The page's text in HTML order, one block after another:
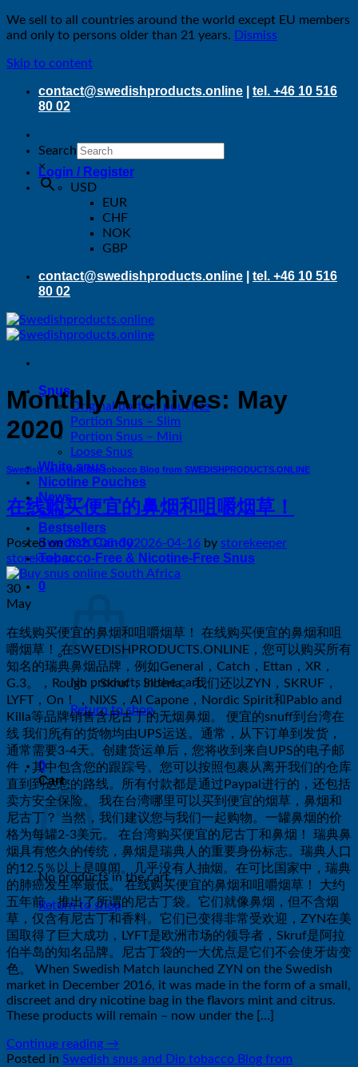
We sell to all countries around the world except EU members
and only to persons older than 21 years. Dismiss
Skip to content
contact@swedishproducts.online
tel. +46 10 516
80 02
Search
×Login / Register
USD
EUR
CHF
NOK
GBP
contact@swedishproducts.online
tel. +46 10 516
80 02
Snus
Original portion pouches
Portion Snus – Slim
Portion Snus – Mini
Loose Snus
White snus
Nicotine Pouches
News
Sale
Bestsellers
Swedish Candy
Tobacco-Free & Nicotine-Free Snus
0
No products in the cart.
Return to shop
0
Cart
No products in the cart.
Return to shop
Monthly Archives: May
2020
Swedish snus and Dip tobacco Blog from SWEDISHPRODUCTS.ONLINE
在线购买便宜的鼻烟和咀嚼烟草！
Posted on2020-05-302026-04-16 by storekeeper
storekeeper
30
May
在线购买便宜的鼻烟和咀嚼烟草！ 在线购买便宜的鼻烟和咀
嚼烟草！ 在SWEDISHPRODUCTS.ONLINE，您可以购买所有
知名的瑞典鼻烟品牌，例如General，Catch，Ettan，XR，
G.3。，Rough，Skruf，Siberia。我们还以ZYN，SKRUF，
LYFT，On！，NIXS，Al Capone，Nordic Spirit和Pablo and
Killa等品牌销售含尼古丁的无烟鼻烟。 便宜的snuff到台湾在
线 我们所有的货物均由UPS运送。通常，从下订单到发货，
通常需要3-4天。创建货运单后，您将收到来自UPS的电子邮
件，其中包含您的跟踪号。您可以按照包裹从离开我们的仓库
直到到达您的路线。所有付款都是通过Paypal进行的，还包括
卖方安全保险。 我在台湾哪里可以买到便宜的烟草，鼻烟和
尼古丁？ 当然，我们建议您与我们一起购物。一罐鼻烟的价
格为每罐2-3美元。 在台湾购买便宜的尼古丁和鼻烟！ 瑞典鼻
烟具有悠久的传统，鼻烟是瑞典人的重要身份标志。瑞典人口
的12.5％以上是嗅闻。几乎没有人抽烟。在可比国家中，瑞典
的肺癌发生率最低。 在线购买便宜的鼻烟和咀嚼烟草！ 大约
五年前，推出了所谓的尼古丁袋。它们就像鼻烟，但不含烟
草，仅含有尼古丁和香料。它们已变得非常受欢迎，ZYN在美
国取得了巨大成功，LYFT是欧洲市场的领导者，Skruf是阿拉
伯半岛的知名品牌。尼古丁袋的一大优点是它们不会使牙齿变
色。 When Swedish Match launched ZYN on the Swedish
market in December 2016, it was made in the form of a small,
discreet and dry nicotine bag in the flavors mint and citrus.
These products will remain – now under the […]
Continue reading →
Posted in Swedish snus and Dip tobacco Blog from